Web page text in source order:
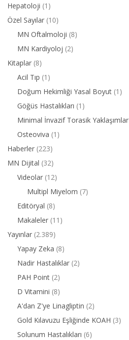
Hepatoloji (1)
Özel Sayılar (10)
MN Oftalmoloji (8)
MN Kardiyoloj (2)
Kitaplar (8)
Acil Tıp (1)
Doğum Hekimliği Yasal Boyut (1)
Göğüs Hastalıkları (1)
Minimal İnvazif Torasik Yaklaşımlar
Osteoviva (1)
Haberler (223)
MN Dijital (32)
Videolar (12)
Multipl Miyelom (7)
Editöryal (8)
Makaleler (11)
Yayınlar (2.389)
Yapay Zeka (8)
Nadir Hastalıklar (2)
PAH Point (2)
D Vitamini (8)
A'dan Z'ye Linagliptin (2)
Gold Kılavuzu Eşliğinde KOAH (3)
Solunum Hastalıkları (6)